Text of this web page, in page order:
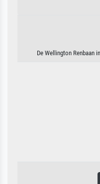
De Wellington Renbaan